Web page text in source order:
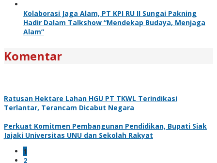
Kolaborasi Jaga Alam, PT KPI RU II Sungai Pakning
Hadir Dalam Talkshow “Mendekap Budaya, Menjaga
Alam”
Komentar
Ratusan Hektare Lahan HGU PT TKWL Terindikasi
Terlantar, Terancam Dicabut Negara
Perkuat Komitmen Pembangunan Pendidikan, Bupati Siak
Jajaki Universitas UNU dan Sekolah Rakyat
1
2